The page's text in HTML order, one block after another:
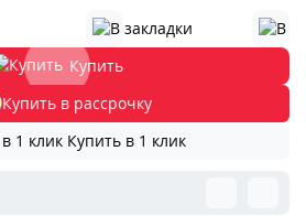
Купить
Купить в рассрочку
Купить в 1 клик